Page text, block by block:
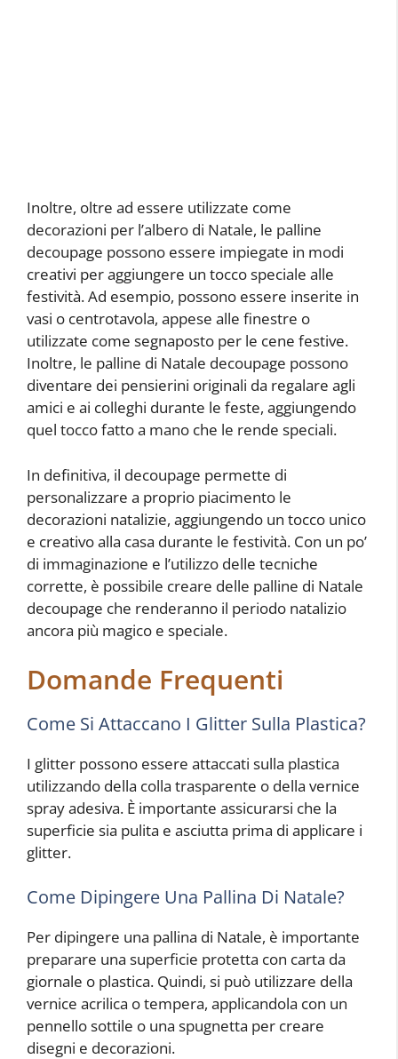
Inoltre, oltre ad essere utilizzate come
decorazioni per l’albero di Natale, le palline
decoupage possono essere impiegate in modi
creativi per aggiungere un tocco speciale alle
festività. Ad esempio, possono essere inserite in
vasi o centrotavola, appese alle finestre o
utilizzate come segnaposto per le cene festive.
Inoltre, le palline di Natale decoupage possono
diventare dei pensierini originali da regalare agli
amici e ai colleghi durante le feste, aggiungendo
quel tocco fatto a mano che le rende speciali.
In definitiva, il decoupage permette di
personalizzare a proprio piacimento le
decorazioni natalizie, aggiungendo un tocco unico
e creativo alla casa durante le festività. Con un po’
di immaginazione e l’utilizzo delle tecniche
corrette, è possibile creare delle palline di Natale
decoupage che renderanno il periodo natalizio
ancora più magico e speciale.
Domande Frequenti
Come Si Attaccano I Glitter Sulla Plastica?
I glitter possono essere attaccati sulla plastica
utilizzando della colla trasparente o della vernice
spray adesiva. È importante assicurarsi che la
superficie sia pulita e asciutta prima di applicare i
glitter.
Come Dipingere Una Pallina Di Natale?
Per dipingere una pallina di Natale, è importante
preparare una superficie protetta con carta da
giornale o plastica. Quindi, si può utilizzare della
vernice acrilica o tempera, applicandola con un
pennello sottile o una spugnetta per creare
disegni e decorazioni.